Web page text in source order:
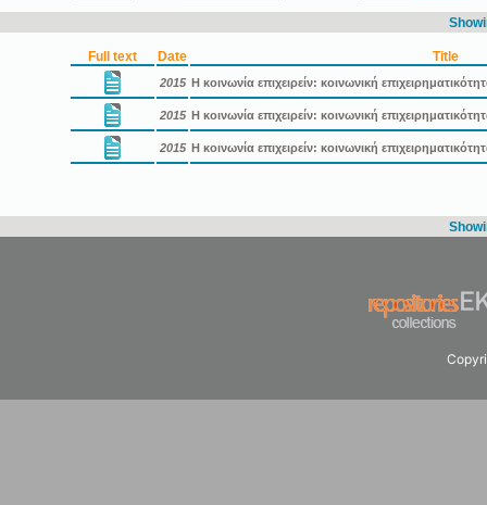
Full text Date Title
2015 Η κοινωνία επιχειρείν: κοινωνική
2015 Η κοινωνία επιχειρείν: κοινωνική
2015 Η κοινωνία επιχειρείν: κοινωνική